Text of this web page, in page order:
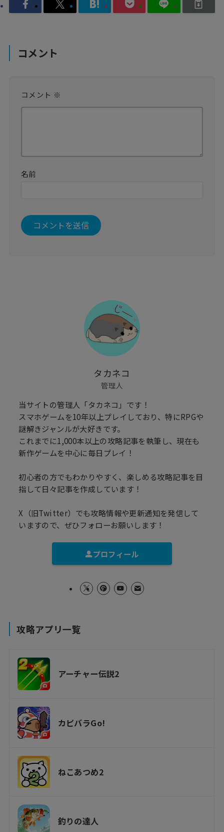
コメント
コメント ※
名前
タカネコ
管理人
当サイトの管理人「タカネコ」です！
スマホゲームを10年以上プレイしており、特にRPGや
謎解きジャンルが大好きです。
これまでに1,000本以上の攻略記事を執筆し、現在も
新作ゲームを中心に毎日プレイ！
初心者の方でもわかりやすく、楽しめる攻略記事を目
指して日々記事を作成しています！
X（旧Twitter）でも攻略情報や更新通知を発信して
いますので、ぜひフォローお願いします！
プロフィール
攻略アプリ一覧
アーチャー伝説2
カピバラGo!
ねこあつめ2
釣りの達人